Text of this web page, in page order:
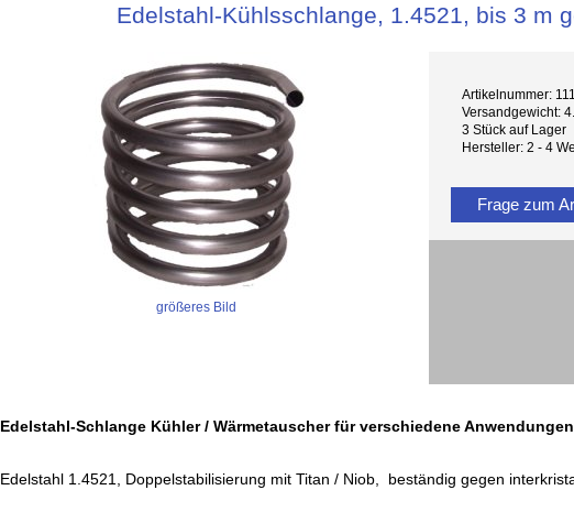
Edelstahl-Kühlsschlange, 1.4521, bis 3 m
größeres Bild
Artikelnummer:
Versandgewicht:
3 Stück auf Lager
Hersteller: 2 - 4
Frage zum
Edelstahl-Schlange Kühler / Wärmetauscher für verschiedene Anwendungen
Edelstahl 1.4521, Doppelstabilisierung mit Titan / Niob, beständig gegen